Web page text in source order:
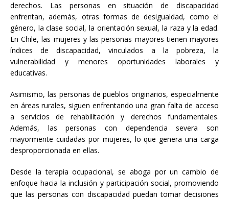
derechos. Las personas en situación de discapacidad
enfrentan, además, otras formas de desigualdad, como el
género, la clase social, la orientación sexual, la raza y la edad.
En Chile, las mujeres y las personas mayores tienen mayores
índices de discapacidad, vinculados a la pobreza, la
vulnerabilidad y menores oportunidades laborales y
educativas.
Asimismo, las personas de pueblos originarios, especialmente
en áreas rurales, siguen enfrentando una gran falta de acceso
a servicios de rehabilitación y derechos fundamentales.
Además, las personas con dependencia severa son
mayormente cuidadas por mujeres, lo que genera una carga
desproporcionada en ellas.
Desde la terapia ocupacional, se aboga por un cambio de
enfoque hacia la inclusión y participación social, promoviendo
que las personas con discapacidad puedan tomar decisiones